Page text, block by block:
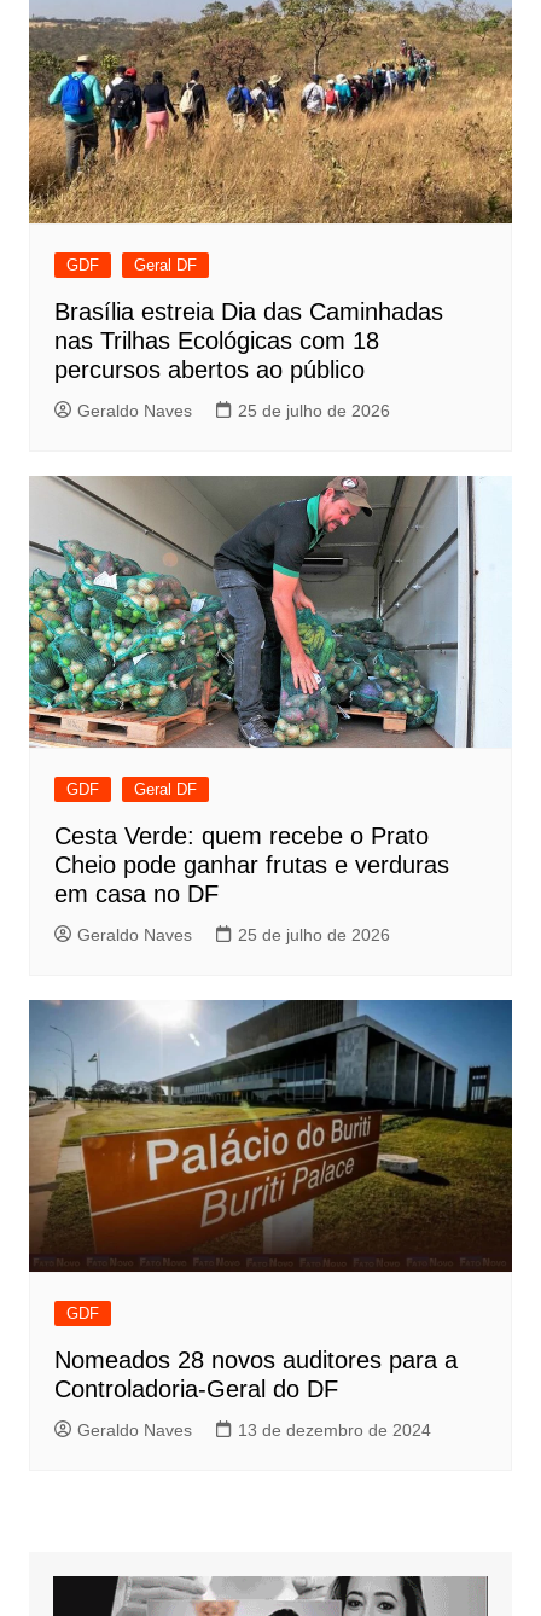
GDF Geral DF
Brasília estreia Dia das Caminhadas
nas Trilhas Ecológicas com 18
percursos abertos ao público
Geraldo Naves 25 de julho de 2026
GDF Geral DF
Cesta Verde: quem recebe o Prato
Cheio pode ganhar frutas e verduras
em casa no DF
Geraldo Naves 25 de julho de 2026
GDF
Nomeados 28 novos auditores para a
Controladoria-Geral do DF
Geraldo Naves 13 de dezembro de 2024